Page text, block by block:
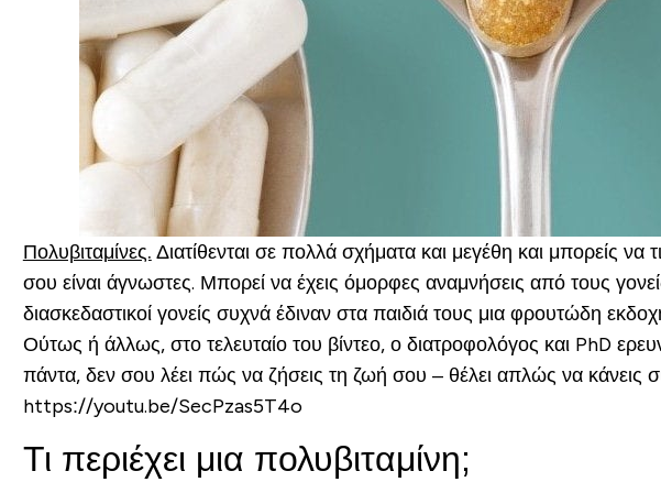
Πολυβιταμίνες. Διατίθενται σε πολλά σχήματα και μεγέθη και μπορείς
σου είναι άγνωστες. Μπορεί να έχεις όμορφες αναμνήσεις από τους
διασκεδαστικοί γονείς συχνά έδιναν στα παιδιά τους μια φρουτώδη
Ούτως ή άλλως, στο τελευταίο του βίντεο, ο διατροφολόγος και PhD
πάντα, δεν σου λέει πώς να ζήσεις τη ζωή σου – θέλει απλώς να κάνεις
https://youtu.be/SecPzas5T4o
Τι περιέχει μια πολυβιταμίνη;